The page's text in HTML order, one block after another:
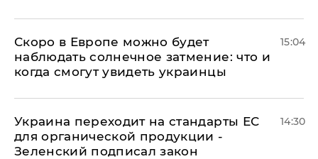
Скоро в Европе можно будет
наблюдать солнечное затмение: что и
когда смогут увидеть украинцы
15:04
Украина переходит на стандарты ЕС
для органической продукции -
Зеленский подписал закон
14:30